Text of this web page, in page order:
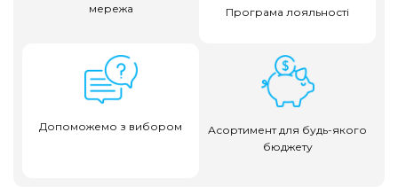
Програма лояльності
мережа
Допоможемо з вибором
Асортимент для будь-якого
бюджету